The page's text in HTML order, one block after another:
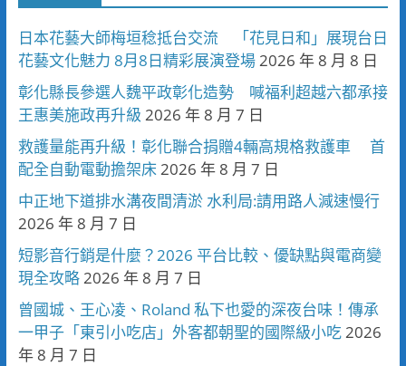
日本花藝大師梅垣稔抵台交流 「花見日和」展現台日
花藝文化魅力 8月8日精彩展演登場 2026 年 8 月 8 日
彰化縣長參選人魏平政彰化造勢 喊福利超越六都承接
王惠美施政再升級 2026 年 8 月 7 日
救護量能再升級！彰化聯合捐贈4輛高規格救護車 首
配全自動電動擔架床 2026 年 8 月 7 日
中正地下道排水溝夜間清淤 水利局:請用路人減速慢行
2026 年 8 月 7 日
短影音行銷是什麼？2026 平台比較、優缺點與電商變
現全攻略 2026 年 8 月 7 日
曾國城、王心凌、Roland 私下也愛的深夜台味！傳承
一甲子「東引小吃店」外客都朝聖的國際級小吃 2026
年 8 月 7 日